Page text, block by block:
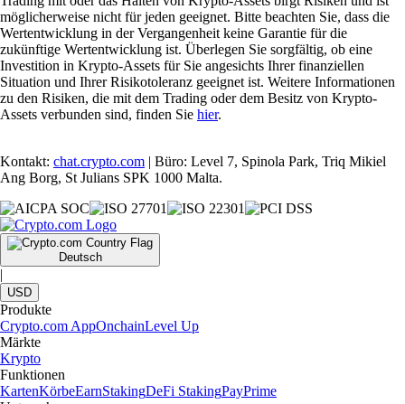
möglicherweise nicht für jeden geeignet. Bitte beachten Sie, dass die
Wertentwicklung in der Vergangenheit keine Garantie für die
zukünftige Wertentwicklung ist. Überlegen Sie sorgfältig, ob eine
Investition in Krypto-Assets für Sie angesichts Ihrer finanziellen
Situation und Ihrer Risikotoleranz geeignet ist. Weitere Informationen
zu den Risiken, die mit dem Trading oder dem Besitz von Krypto-
Assets verbunden sind, finden Sie hier.
Kontakt: chat.crypto.com | Büro: Level 7, Spinola Park, Triq Mikiel
Ang Borg, St Julians SPK 1000 Malta.
Deutsch
|
USD
Produkte
Crypto.com AppOnchainLevel Up
Märkte
Krypto
Funktionen
KartenKörbeEarnStakingDeFi StakingPayPrime